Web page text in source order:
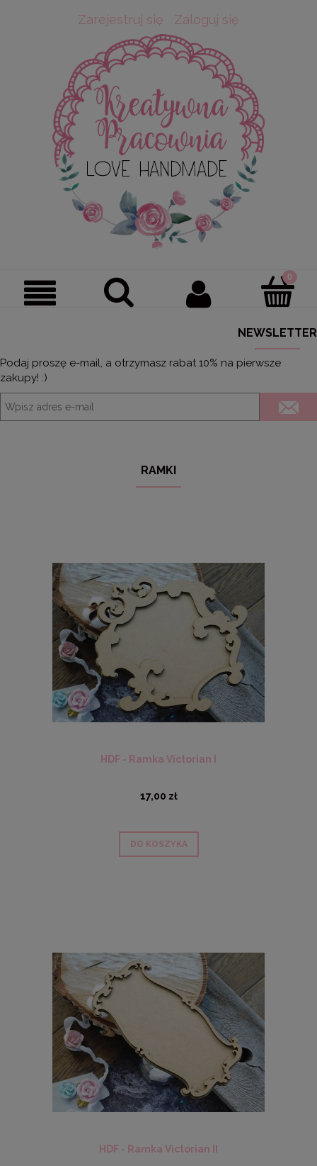
Zarejestruj się Zaloguj się
NEWSLETTER
Podaj proszę e-mail, a otrzymasz rabat 10% na pierwsze
zakupy! :)
RAMKI
HDF - Ramka Victorian I
17,00 zł
DO KOSZYKA
HDF - Ramka Victorian II